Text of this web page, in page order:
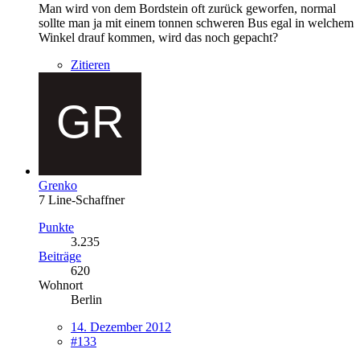
Man wird von dem Bordstein oft zurück geworfen, normal
sollte man ja mit einem tonnen schweren Bus egal in welchem
Winkel drauf kommen, wird das noch gepacht?
Zitieren
Grenko
7 Line-Schaffner
Punkte
3.235
Beiträge
620
Wohnort
Berlin
14. Dezember 2012
#133